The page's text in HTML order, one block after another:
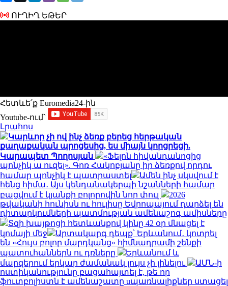
ՈՒՂԻՂ ԵԹԵՐ
Հետևե՛ք Euromedia24-ին
Youtube-ում`
Լրահոս
Կարևոր չի ով ինչ ձեռք բերեց հերթական
քաղաքական պրոցեսից, ես միայն կորցրեցի.
Կարապետ Պողոսյան
«Ֆելոն հիվանդանոցից
պոնչիկ ա ուզել». Գոռ Հակոբյանը իր ձեռքով որդու
համար պոնչիկ է պատրաստել
Ամեն ինչ սկսվում է
հենց հիմա․ Այս կենդանակերպի նշանների համար
բացվում է կյանքի բոլորովին նոր փուլ
2026
թվականի հունիսն ու հուլիսը Եվրոպայում դարձել են
դիտարկումների պատմության ամենաշոգ ամիսները
Տզի խայթոցի հետևանքով կինը 42 օր մնացել է
կոմայի մեջ
Արտակարգ դեպք՝ Երևանում․ կոտրել
են «Հույս բոլոր մարդկանց» հիմնադրամի շենքի
պատուհաններն ու դռները
Երևանում և
մարզերում երկար ժամանակ լույս չի լինելու
ԱՄՆ-ի
ոստիկանությունը բացահայտել է, թե որ
ֆուտբոլիստն է ամենաշատը uպառնալիքներ ստացել